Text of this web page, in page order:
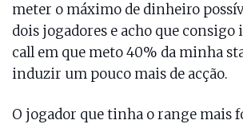
meter o máximo de dinheiro
dois jogadores e acho que consigo
call em que meto 40% da minha
induzir um pouco mais de acção.
O jogador que tinha o range mais